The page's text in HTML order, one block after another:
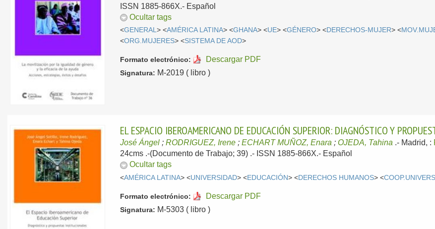
ISSN 1885-866X.- Español
Ocultar tags
<GENERAL> <AMÉRICA LATINA> <GHANA> <UE> <GÉNERO> <DERECHOS-MUJER> <
<ORG.MUJERES> <SISTEMA DE AOD>
Formato electrónico: Descargar PDF
Signatura: M-2019 ( libro )
EL ESPACIO IBEROAMERICANO DE EDUCACIÓN SUPERIOR: DIAGNÓSTICO Y
José Ángel ;RODRIGUEZ, Irene ;ECHART MUÑOZ, Enara ; OJEDA, Tahina .- Madrid, :
24cms .-(Documento de Trabajo; 39) .- ISSN 1885-866X.- Español
Ocultar tags
<AMÉRICA LATINA> <UNIVERSIDAD> <EDUCACIÓN> <DERECHOS HUMANOS> <
Formato electrónico: Descargar PDF
Signatura: M-5303 ( libro )